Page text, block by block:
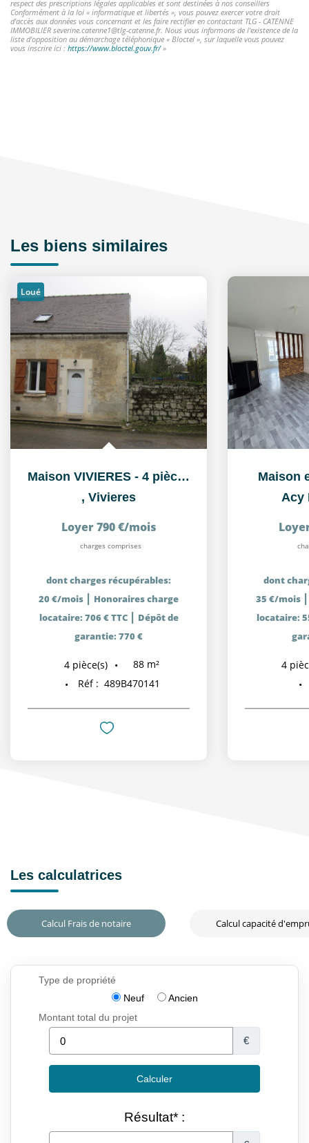
respect des prescriptions légales applicables et sont destinées à nos conseillers
Conformément à la loi « informatique et libertés », vous pouvez exercer votre droit
d'accès aux données vous concernant et les faire rectifier en contactant TLG - CATENNE
IMMOBILIER severine.catenne1@tlg-catenne.fr. Nous vous informons de l'existence de la
liste d'opposition au démarchage téléphonique « Bloctel », sur laquelle vous pouvez
vous inscrire ici : https://www.bloctel.gouv.fr/»
Les biens similaires
Loué
Maison VIVIERES - 4 pièce(s) - 86.51 m2
, Vivieres
Loyer 790 €/mois
charges comprises
dont charges récupérables:
20 €/mois | Honoraires charge
locataire: 706 € TTC | Dépôt de
garantie: 770 €
4 pièce(s) 88 m²
Réf : 489B470141
Maison
Acy
dont
35 €/mois
locataire:
4
Les calculatrices
Calcul Frais de notaire Calcul capacité